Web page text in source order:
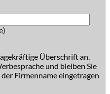
Überschrift an.
und bleiben Sie
Firmenname eingetragen